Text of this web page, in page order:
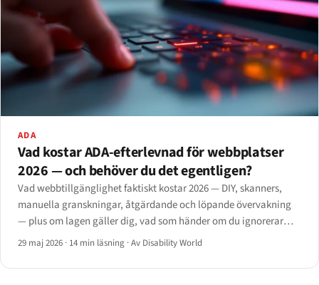
ADA
Vad kostar ADA-efterlevnad för webbplatser
2026 — och behöver du det egentligen?
Vad webbtillgänglighet faktiskt kostar 2026 — DIY, skanners,
manuella granskningar, åtgärdande och löpande övervakning
— plus om lagen gäller dig, vad som händer om du ignorerar
den, och när du bör anlita hjälp.
29 maj 2026 · 14 min läsning ·Av Disability World